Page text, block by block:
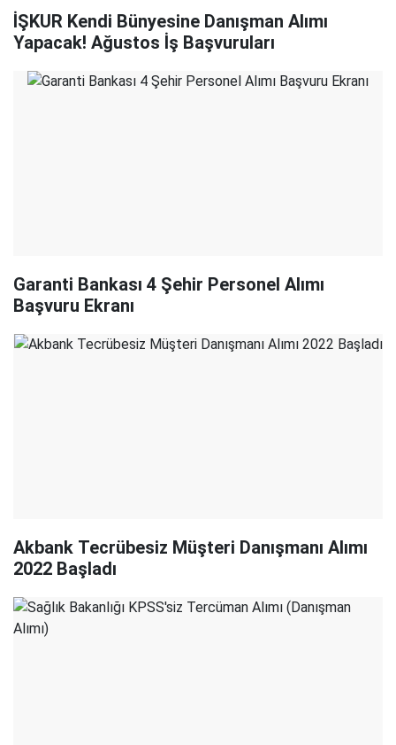
İŞKUR Kendi Bünyesine Danışman Alımı
Yapacak! Ağustos İş Başvuruları
Garanti Bankası 4 Şehir Personel Alımı
Başvuru Ekranı
Akbank Tecrübesiz Müşteri Danışmanı Alımı
2022 Başladı